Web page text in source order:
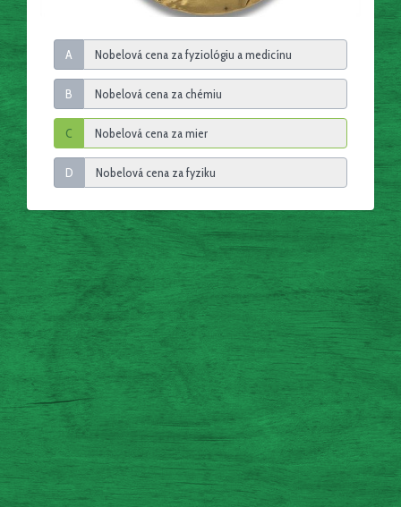
A
B
C
D